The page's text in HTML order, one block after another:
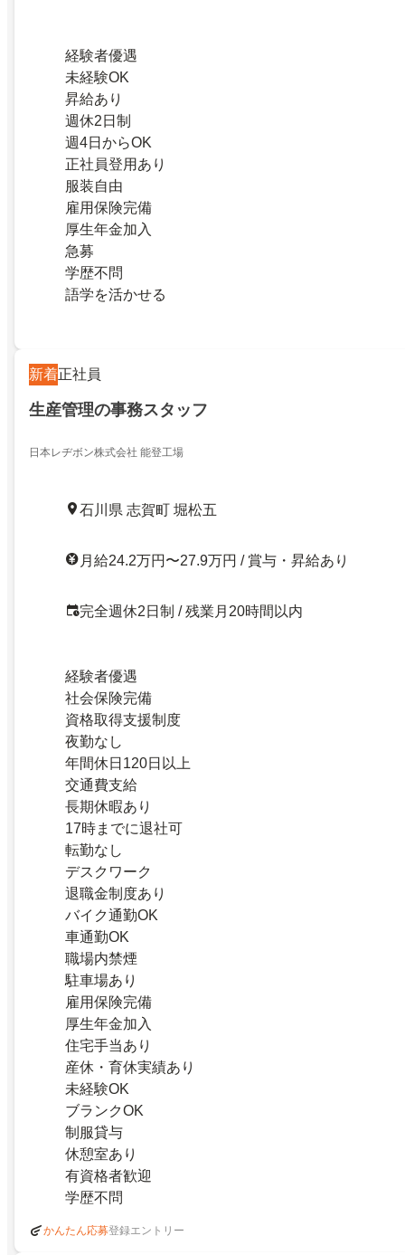
経験者優遇
未経験OK
昇給あり
週休2日制
週4日からOK
正社員登用あり
服装自由
雇用保険完備
厚生年金加入
急募
学歴不問
語学を活かせる
新着正社員
生産管理の事務スタッフ
日本レヂボン株式会社 能登工場
石川県 志賀町 堀松五
月給24.2万円〜27.9万円 / 賞与・昇給あり
完全週休2日制 / 残業月20時間以内
経験者優遇
社会保険完備
資格取得支援制度
夜勤なし
年間休日120日以上
交通費支給
長期休暇あり
17時までに退社可
転勤なし
デスクワーク
退職金制度あり
バイク通勤OK
車通勤OK
職場内禁煙
駐車場あり
雇用保険完備
厚生年金加入
住宅手当あり
産休・育休実績あり
未経験OK
ブランクOK
制服貸与
休憩室あり
有資格者歓迎
学歴不問
かんたん応募登録エントリー